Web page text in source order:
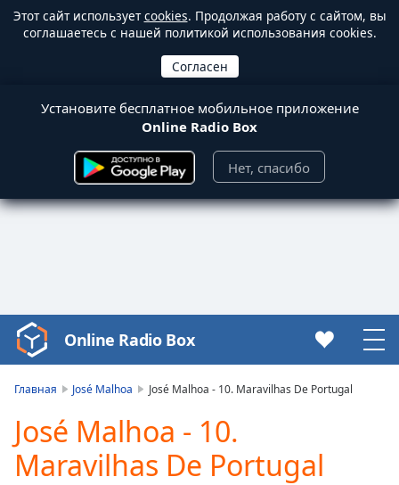
Этот сайт используетcookies. Продолжая работу с сайтом, вы
соглашаетесь с нашей политикой использования cookies.
Установите бесплатное мобильное приложение
Online Radio Box
Нет, спасибо
Video
Player
Play
Video
Play
Online Radio Box
Главная José Malhoa José Malhoa - 10. Maravilhas De Portugal
José Malhoa - 10.
Maravilhas De Portugal